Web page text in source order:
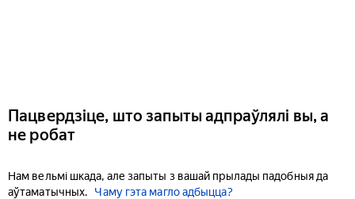
Пацвердзіце, што запыты адпраўлялі вы, а
не робат
Нам вельмі шкада, але запыты з вашай прылады падобныя да
аўтаматычных.
Чаму гэта магло адбыцца?